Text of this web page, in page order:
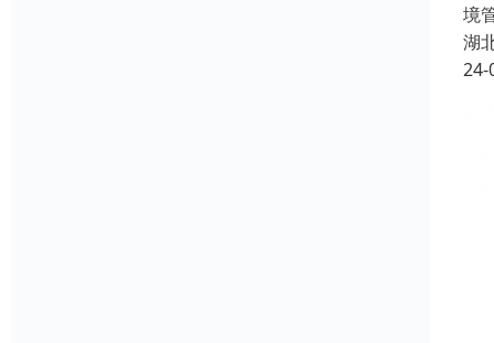
境
湖
24-